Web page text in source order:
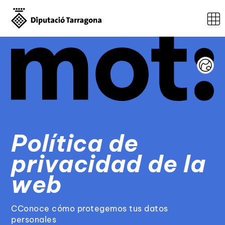
Mot - Inici
Política de
privacidad de la
web
CConoce cómo protegemos tus datos
personales